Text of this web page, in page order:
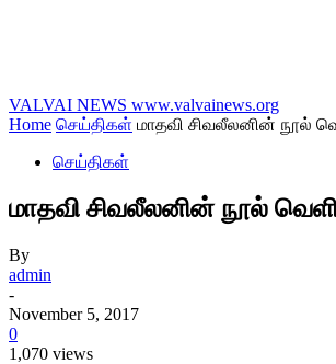
VALVAI NEWS www.valvainews.org
Home செய்திகள் மாதவி சிவலீலனின் நூல்
செய்திகள்
மாதவி சிவலீலனின் நூல்
By
admin
-
November 5, 2017
0
1,070 views